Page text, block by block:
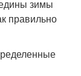
зимы
правильно